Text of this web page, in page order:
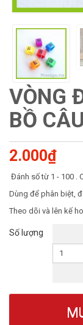
VÒNG
BỒ CÂU
2.000₫
Đánh số từ 1 - 100 .
Dùng để phân biệt,
Theo dõi và lên kế
Số lượng